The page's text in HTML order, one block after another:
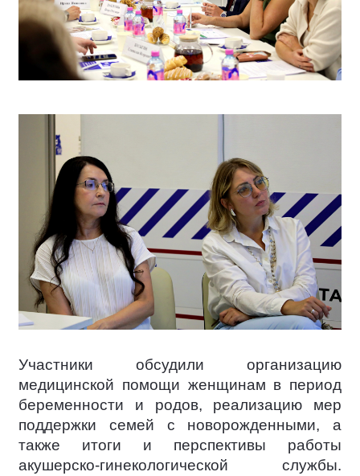
Участники обсудили организацию
медицинской помощи женщинам в период
беременности и родов, реализацию мер
поддержки семей с новорожденными, а
также итоги и перспективы работы
акушерско-гинекологической службы.